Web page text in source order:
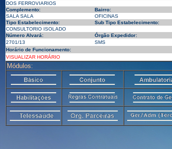
DOS FERROVIARIOS
Complemento:
Bairro:
SALA SALA
OFICINAS
Tipo Estabelecimento:
Sub Tipo Estabelecimento:
CONSULTORIO ISOLADO
Número Alvará:
Órgão Expedidor:
2701/13
SMS
Horário de Funcionamento:
VISUALIZAR HORÁRIO
Módulos: